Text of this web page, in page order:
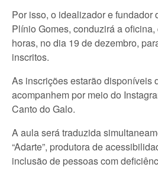
Por isso, o idealizador e fundador
Plínio Gomes, conduzirá a
horas, no dia 19 de dezembro,
inscritos.
As inscrições estarão disponíveis
acompanhem por meio do
Canto do Galo.
A aula será traduzida
“Adarte”, produtora de
inclusão de pessoas com